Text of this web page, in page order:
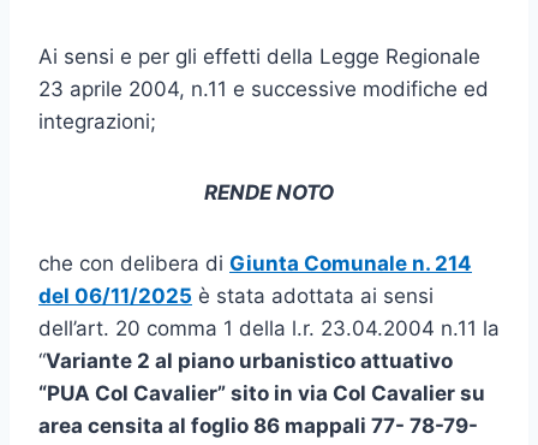
Ai sensi e per gli effetti della Legge Regionale
23 aprile 2004, n.11 e successive modifiche ed
integrazioni;
RENDE NOTO
che con delibera di Giunta Comunale n. 214
del 06/11/2025 è stata adottata ai sensi
dell’art. 20 comma 1 della l.r. 23.04.2004 n.11 la
“Variante 2 al piano urbanistico attuativo
“PUA Col Cavalier” sito in via Col Cavalier su
area censita al foglio 86 mappali 77- 78-79-